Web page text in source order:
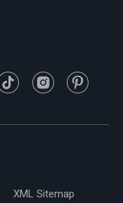
XML Sitemap